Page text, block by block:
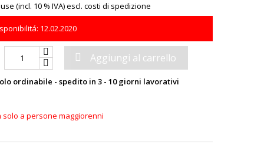
(incl. 10 % IVA)escl. costi di spedizione
12.02.2020
 Aggiungi al carrello
ordinabile - spedito in 3 - 10 giorni lavorativi
solo a persone maggiorenni